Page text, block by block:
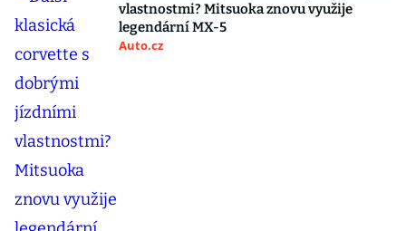
vlastnostmi? Mitsuoka znovu využije
legendární MX-5
Auto.cz